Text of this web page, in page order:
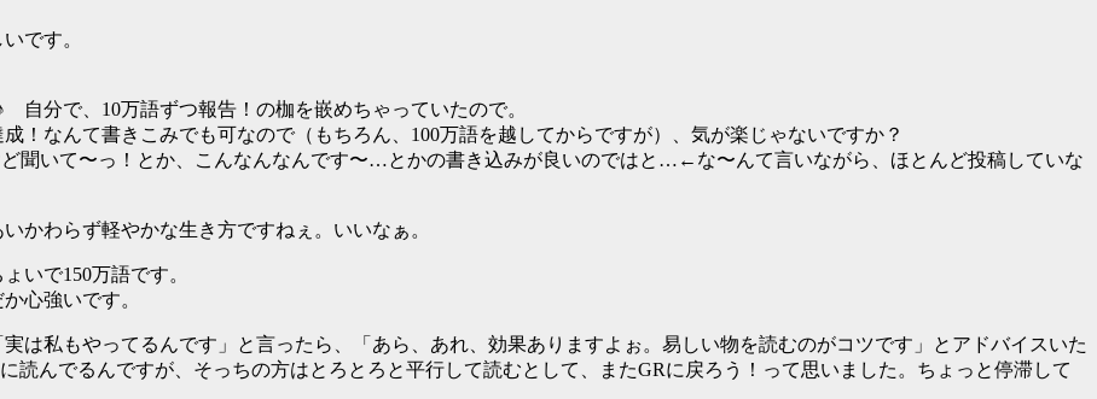
です。
分で、10万語ずつ報告！の枷を嵌めちゃっていたので。
！なんて書きこみでも可なので（もちろん、100万語を越してからですが）、気が楽じゃないですか？
聞いて〜っ！とか、こんなんなんです〜…とかの書き込みが良いのではと…←な〜んて言いながら、ほとんど投稿していな
かわらず軽やかな生き方ですねぇ。いいなぁ。
いで150万語です。
心強いです。
は私もやってるんです」と言ったら、「あら、あれ、効果ありますよぉ。易しい物を読むのがコツです」とアドバイスいた
読んでるんですが、そっちの方はとろとろと平行して読むとして、またGRに戻ろう！って思いました。ちょっと停滞して